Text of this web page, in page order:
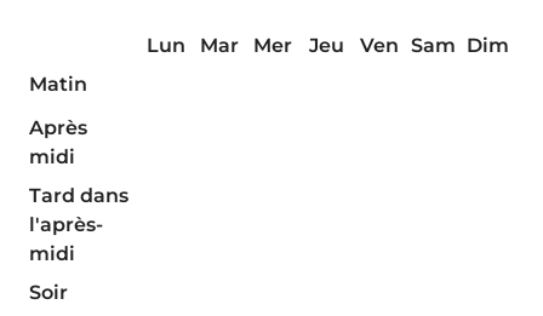
Lun Mar Mer Jeu Ven Sam Dim
Matin
Après
midi
Tard dans
l'après-
midi
Soir